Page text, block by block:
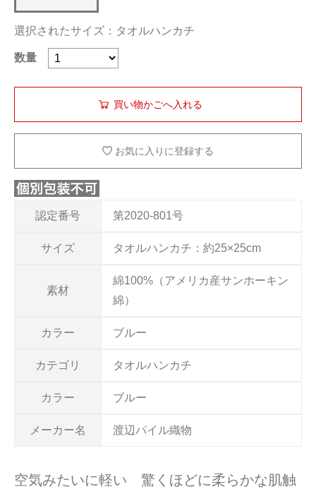
認定番号 第2020-801号
サイズ タオルハンカチ：約25×25cm
素材
綿100%（アメリカ産サンホーキン
綿）
カラー ブルー
カテゴリ タオルハンカチ
カラー ブルー
メーカー名 渡辺パイル織物
選択されたサイズ：タオルハンカチ
数量
お気に入りに登録する
空気みたいに軽い 驚くほどに柔らかな肌触